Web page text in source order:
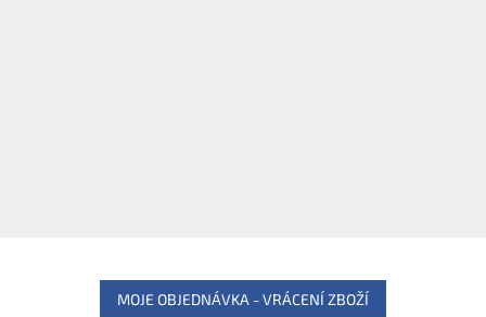
MOJE OBJEDNÁVKA - VRÁCENÍ ZBOŽÍ